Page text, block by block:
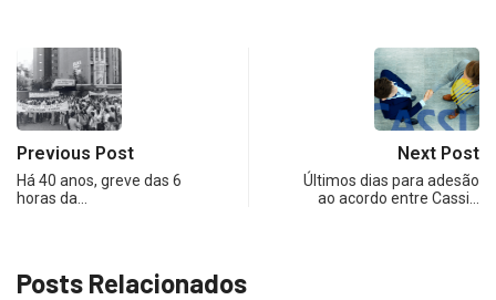
Previous Post
Há 40 anos, greve das 6
horas da…
Next Post
Últimos dias para adesão
ao acordo entre Cassi…
Posts Relacionados